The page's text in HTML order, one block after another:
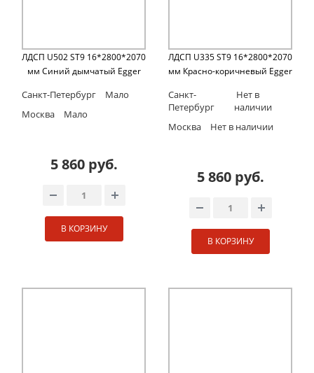
ЛДСП U502 ST9 16*2800*2070
мм Синий дымчатый Egger
Санкт-Петербург
Мало
Москва
Мало
5 860 руб.
В КОРЗИНУ
ЛДСП U335 ST9 16*2800*2070
мм Красно-коричневый Egger
Санкт-
Петербург
Нет в
наличии
Москва
Нет в наличии
5 860 руб.
В КОРЗИНУ